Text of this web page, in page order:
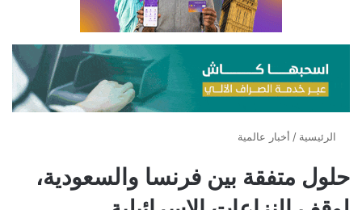
الرئيسية / أخبار عالمية
حلول متفقة بين فرنسا والسعودية،